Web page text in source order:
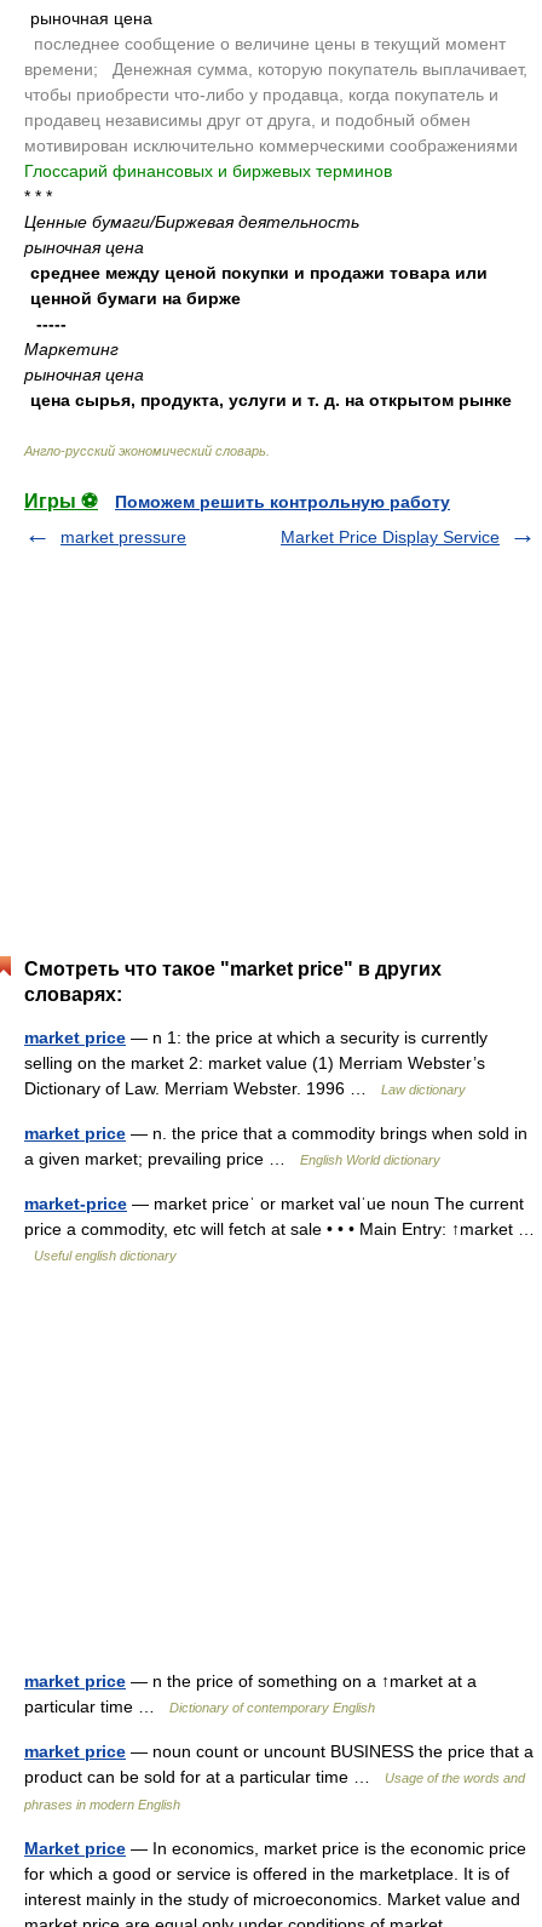
рыночная цена
последнее сообщение о величине цены в текущий момент
времени;
Денежная сумма, которую покупатель выплачивает,
чтобы приобрести что-либо у продавца, когда покупатель и
продавец независимы друг от друга, и подобный обмен
мотивирован исключительно коммерческими соображениями
Глоссарий финансовых и биржевых терминов
* * *
Ценные бумаги/Биржевая деятельность
рыночная цена
среднее между ценой покупки и продажи товара или
ценной бумаги на бирже
-----
Маркетинг
рыночная цена
цена сырья, продукта, услуги и т. д. на открытом рынке
Англо-русский экономический словарь
Игры ⚽
Поможем решить контрольную работу
market pressure
Market Price Display Service
Смотреть что такое "market price" в других
словарях:
market price — n 1: the price at which a security is currently
selling on the market 2: market value (1) Merriam Webster’s
Dictionary of Law. Merriam Webster. 1996 …
Law dictionary
market price — n. the price that a commodity brings when sold in
a given market; prevailing price …
English World dictionary
market-price — market priceˈ or market valˈue noun The current
price a commodity, etc will fetch at sale • • • Main Entry: ↑market …
Useful english dictionary
market price — n the price of something on a ↑market at a
particular time …
Dictionary of contemporary English
market price — noun count or uncount BUSINESS the price that a
product can be sold for at a particular time …
Usage of the words and
phrases in modern English
Market price — In economics, market price is the economic price
for which a good or service is offered in the marketplace. It is of
interest mainly in the study of microeconomics. Market value and